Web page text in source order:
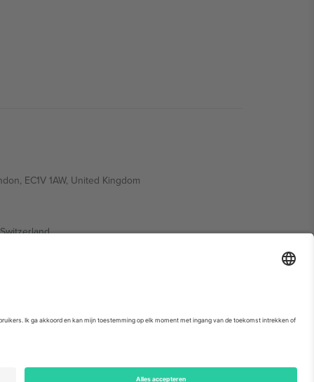
EC1V 1AW, United Kingdom